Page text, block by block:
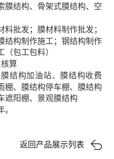
膜结构、骨架式膜结构、空
批发；膜材料制作批发；
结构制作施工；钢结构制作
包工包料）
算
结构加油站、膜结构收费
棚、膜结构停车棚、膜结构
遮阳棚、景观膜结构
返回产品展示列表